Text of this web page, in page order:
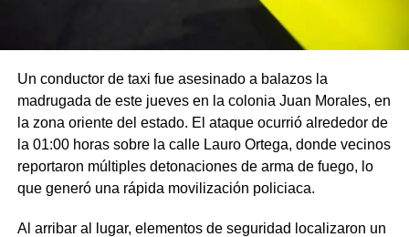
Un conductor de taxi fue asesinado a balazos la
madrugada de este jueves en la colonia Juan Morales, en
la zona oriente del estado. El ataque ocurrió alrededor de
la 01:00 horas sobre la calle Lauro Ortega, donde vecinos
reportaron múltiples detonaciones de arma de fuego, lo
que generó una rápida movilización policiaca.
Al arribar al lugar, elementos de seguridad localizaron un